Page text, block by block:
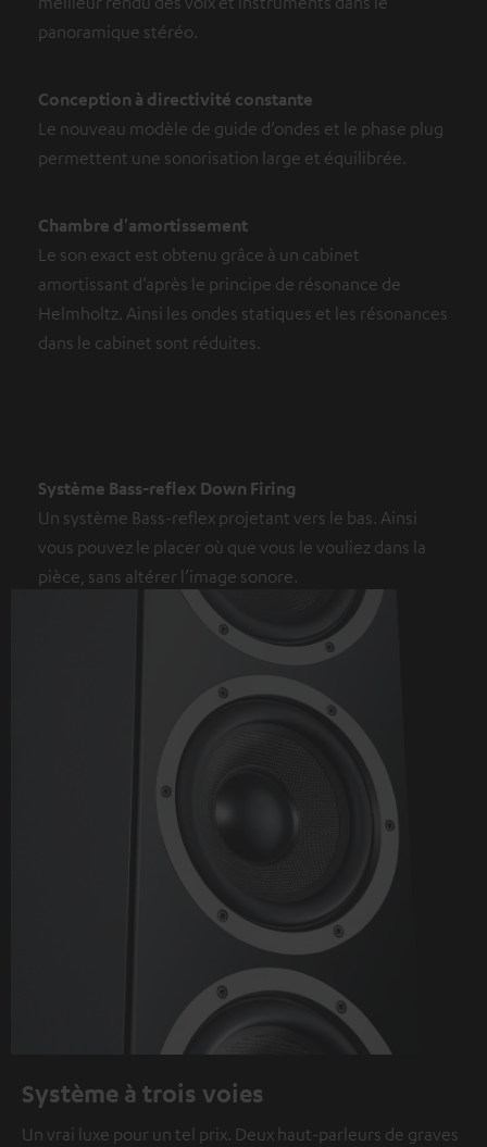
panoramique stéréo.
Conception à directivité constante
Le nouveau modèle de guide d’ondes et le phase plug
permettent une sonorisation large et équilibrée.
Chambre d'amortissement
Le son exact est obtenu grâce à un cabinet
amortissant d’après le principe de résonance de
Helmholtz. Ainsi les ondes statiques et les résonances
dans le cabinet sont réduites.
Système Bass-reflex Down Firing
Un système Bass-reflex projetant vers le bas. Ainsi
vous pouvez le placer où que vous le vouliez dans la
pièce, sans altérer l’image sonore.
Système à trois voies
Un vrai luxe pour un tel prix. Deux haut-parleurs de graves